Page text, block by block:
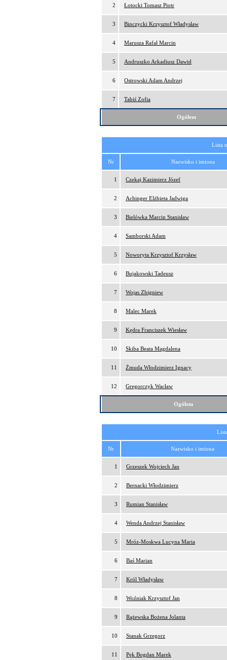
2 Łotocki Tomasz Piotr
3 Binczycki Krzysztof Władysław
4 Marusza Rafał Marcin
5 Andruszko Arkadiusz Dawid
6 Ostrowski Adam Andrzej
7 Tabiś Zofia
Ogółem
Lista
Nr Nazwisko i imiona
1 Czekaj Kazimierz Józef
2 Achinger Elżbieta Jadwiga
3 Bielówka Marcin Stanisław
4 Samborski Adam
5 Noworyta Krzysztof Krzysław
6 Bujakowski Tadeusz
7 Wojas Zbigniew
8 Malec Marek
9 Kędra Franciszek Wiesław
10 Skiba Beata Magdalena
11 Żmuda Włodzimierz Ignacy
12 Gregorczyk Wacław
Ogółem
Nr Nazwisko i imiona
1 Grzeszek Wojciech Jan
2 Bernacki Włodzimierz
3 Rumian Stanisław
4 Wenda Andrzej Stanisław
5 Mróz-Moskwa Lucyna Maria
6 Baś Marian
7 Król Władysław
8 Woźniak Krzysztof Jan
9 Rążewska Bożena Jolanta
10 Stanak Grzegorz
11 Pęk Bogdan Marek